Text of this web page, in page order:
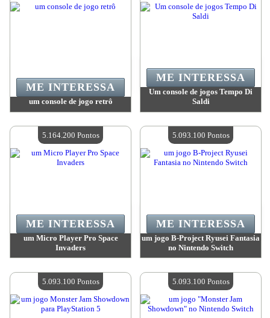
um console de jogo retrô
Quantidade disponível:4
ME INTERESSA
Um console de jogos Tempo Di
Saldi
Quantidade disponível:4
ME INTERESSA
um Micro Player Pro Space
Invaders
Quantidade disponível:4
ME INTERESSA
5.164.200 Pontos
um jogo B-Project Ryusei Fantasia
no Nintendo Switch
Quantidade disponível:4
ME INTERESSA
5.093.100 Pontos
5.093.100 Pontos 5.093.100 Pontos